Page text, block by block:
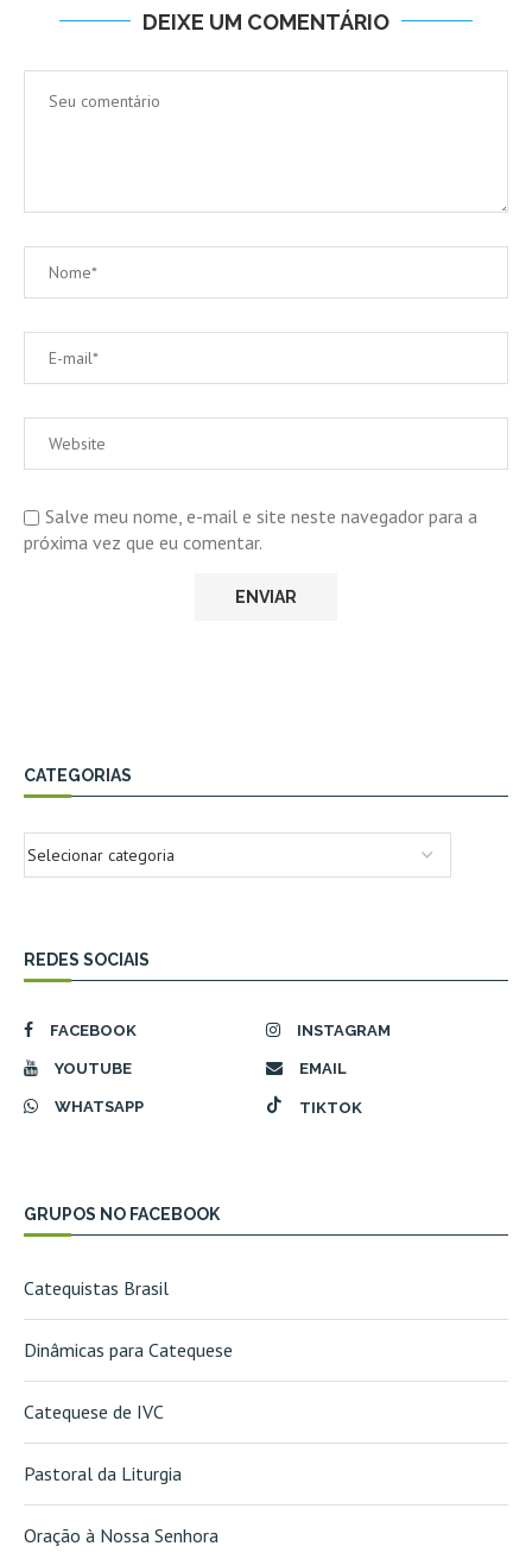
DEIXE UM COMENTÁRIO
Salve meu nome, e-mail e site neste navegador para a
próxima vez que eu comentar.
CATEGORIAS
REDES SOCIAIS
FACEBOOK INSTAGRAM
YOUTUBE EMAIL
WHATSAPP TIKTOK
GRUPOS NO FACEBOOK
Catequistas Brasil
Dinâmicas para Catequese
Catequese de IVC
Pastoral da Liturgia
Oração à Nossa Senhora